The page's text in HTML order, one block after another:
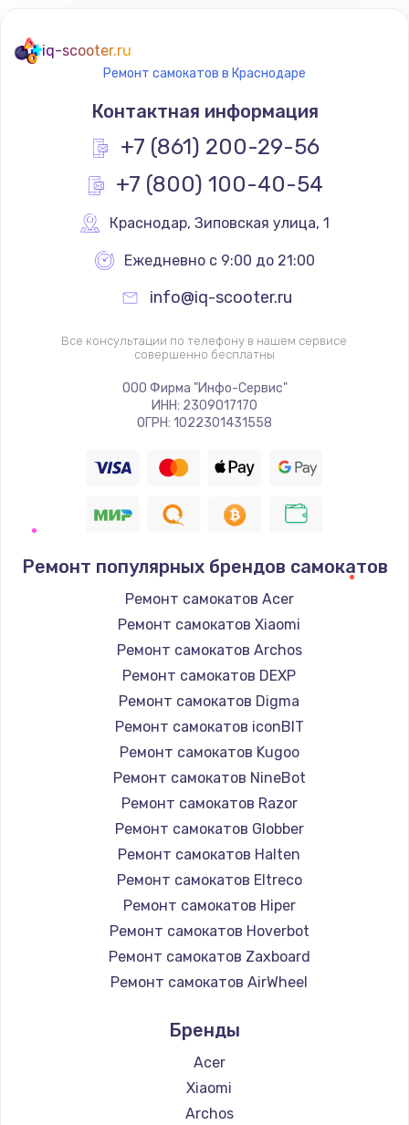
iq-scooter.ru
Ремонт самокатов в Краснодаре
Контактная информация
+7 (861) 200-29-56
+7 (800) 100-40-54
Краснодар, Зиповская улица, 1
Ежедневно с 9:00 до 21:00
info@iq-scooter.ru
Все консультации по телефону в нашем сервисе
совершенно бесплатны
ООО Фирма "Инфо-Сервис"
ИНН: 2309017170
ОГРН: 1022301431558
Ремонт популярных брендов самокатов
Ремонт самокатов Acer
Ремонт самокатов Xiaomi
Ремонт самокатов Archos
Ремонт самокатов DEXP
Ремонт самокатов Digma
Ремонт самокатов iconBIT
Ремонт самокатов Kugoo
Ремонт самокатов NineBot
Ремонт самокатов Razor
Ремонт самокатов Globber
Ремонт самокатов Halten
Ремонт самокатов Eltreco
Ремонт самокатов Hiper
Ремонт самокатов Hoverbot
Ремонт самокатов Zaxboard
Ремонт самокатов AirWheel
Ремонт самокатов Hunter
Ремонт самокатов Shorner
Ремонт самокатов Joyor
Ремонт самокатов Minimotors
Бренды
Acer
Xiaomi
Archos